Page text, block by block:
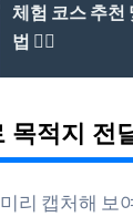
체험 코스 추천
법 🚣‍♂️
목적지 전
리 캡처해 보